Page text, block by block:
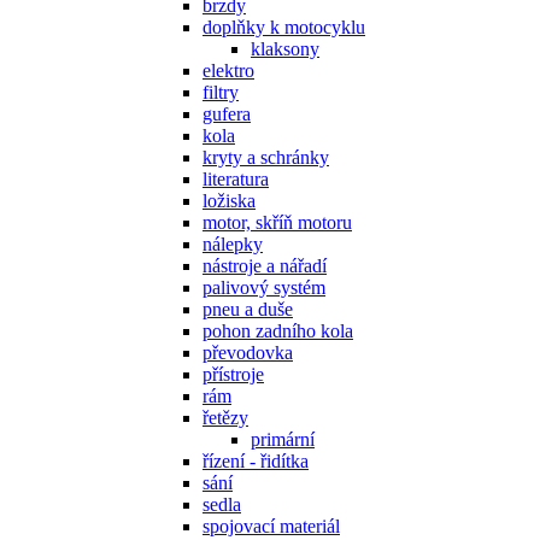
brzdy
doplňky k motocyklu
klaksony
elektro
filtry
gufera
kola
kryty a schránky
literatura
ložiska
motor, skříň motoru
nálepky
nástroje a nářadí
palivový systém
pneu a duše
pohon zadního kola
převodovka
přístroje
rám
řetězy
primární
řízení - řidítka
sání
sedla
spojovací materiál